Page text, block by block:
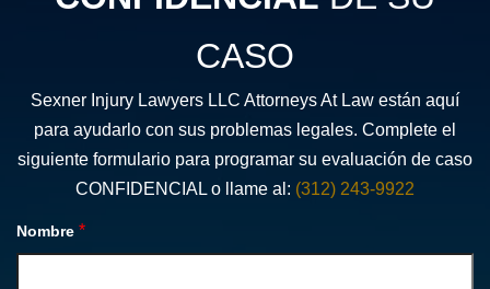
CASO
Sexner Injury Lawyers LLC Attorneys At Law están aquí
para ayudarlo con sus problemas legales. Complete el
siguiente formulario para programar su evaluación de caso
CONFIDENCIAL o llame al: (312) 243-9922
Nombre *